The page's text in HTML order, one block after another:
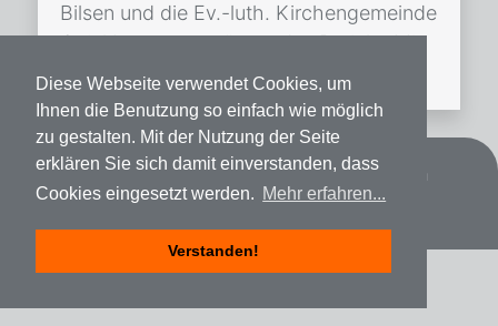
Diese Webseite verwendet Cookies, um
Ihnen die Benutzung so einfach wie möglich
zu gestalten. Mit der Nutzung der Seite
erklären Sie sich damit einverstanden, dass
Cookies eingesetzt werden. Mehr erfahren...
Verstanden!
Bilsen und die Ev.-luth. Kirchengemeinde
Quickborn unterstützen das Projekt. Mit
der Umsetzung […]
Datenschutz Impressum Spenden